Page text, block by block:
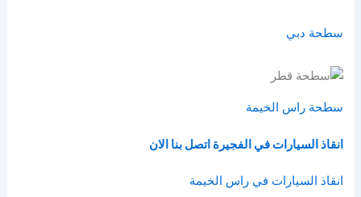
سطحة دبي
سطحة راس الخيمة
انقاذ السيارات في الفجيرة اتصل بنا الان
انقاذ السيارات في راس الخيمة